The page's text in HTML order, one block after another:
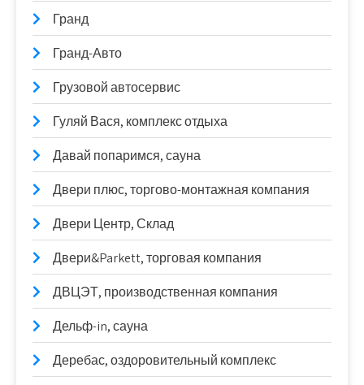
Гранд
Гранд-Авто
Грузовой автосервис
Гуляй Вася, комплекс отдыха
Давай попаримся, сауна
Двери плюс, торгово-монтажная компания
Двери Центр, Склад
Двери&Parkett, торговая компания
ДВЦЭТ, производственная компания
Дельф-in, сауна
Деребас, оздоровительный комплекс